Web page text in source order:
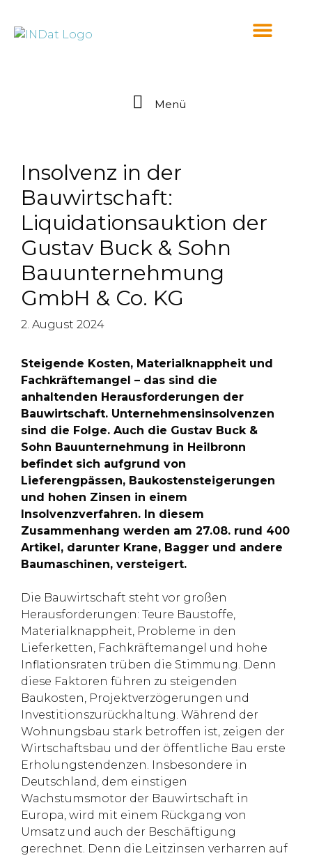
Menü
Insolvenz in der
Bauwirtschaft:
Liquidationsauktion der
Gustav Buck & Sohn
Bauunternehmung
GmbH & Co. KG
2. August 2024
Steigende Kosten, Materialknappheit und
Fachkräftemangel – das sind die
anhaltenden Herausforderungen der
Bauwirtschaft. Unternehmensinsolvenzen
sind die Folge. Auch die Gustav Buck &
Sohn Bauunternehmung in Heilbronn
befindet sich aufgrund von
Lieferengpässen, Baukostensteigerungen
und hohen Zinsen in einem
Insolvenzverfahren. In diesem
Zusammenhang werden am 27.08. rund 400
Artikel, darunter Krane, Bagger und andere
Baumaschinen, versteigert.
Die Bauwirtschaft steht vor großen
Herausforderungen: Teure Baustoffe,
Materialknappheit, Probleme in den
Lieferketten, Fachkräftemangel und hohe
Inflationsraten trüben die Stimmung. Denn
diese Faktoren führen zu steigenden
Baukosten, Projektverzögerungen und
Investitionszurückhaltung. Während der
Wohnungsbau stark betroffen ist, zeigen der
Wirtschaftsbau und der öffentliche Bau erste
Erholungstendenzen. Insbesondere in
Deutschland, dem einstigen
Wachstumsmotor der Bauwirtschaft in
Europa, wird mit einem Rückgang von
Umsatz und auch der Beschäftigung
gerechnet. Denn die Leitzinsen verharren auf